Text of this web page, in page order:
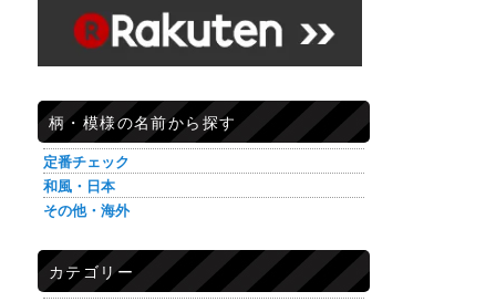
柄・模様の名前から探す
定番チェック
和風・日本
その他・海外
カテゴリー